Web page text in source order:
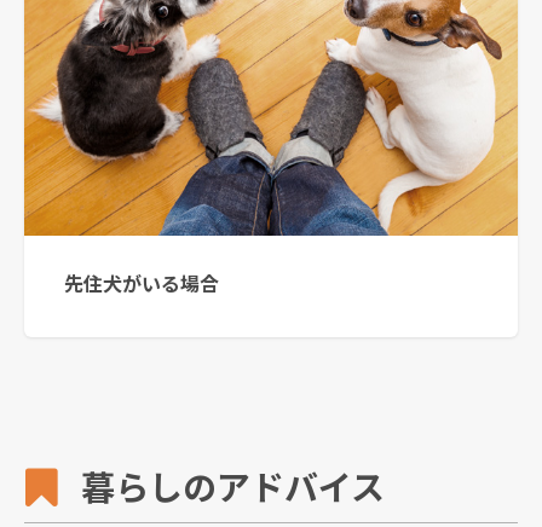
先住犬がいる場合
暮らしのアドバイス